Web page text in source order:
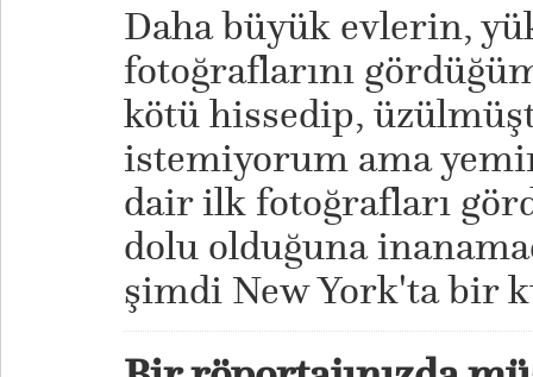
​Daha büyük evlerin,
fotoğraflarını
kötü hissedip,
istemiyorum ama
dair ilk fotoğrafları
dolu olduğuna
şimdi New York'ta bir